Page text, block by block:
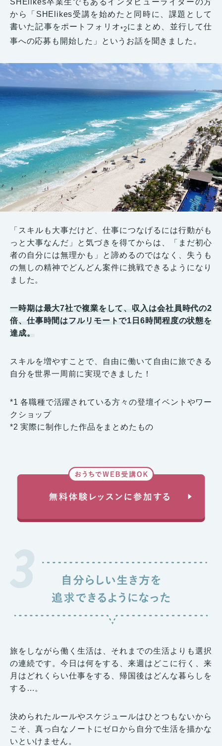
SHElikes卒業生でもあるインタビューライターの方
から「SHElikes受講を始めたと同時に、課題として
書いた記事をポートフォリオ*2にまとめ、並行して仕
事への応募も開始した」というお話を聞きました。
「スキルも大事だけど、仕事につなげるには行動がも
っと大事なんだ」と気づきを得てからは、「まだ初心
者の自分には無理かも」と諦めるのではなく、失うも
の無しの精神でどんどん案件に挑戦できるようになり
ました。
一時期は最大7社で複業をして、収入は会社員時代の2
倍、仕事時間はフルリモートで1日6時間程度の状態を
達成。
スキルを増やすことで、自由に働いて自由に旅できる
自分を世界一周前に実現できました！
*1 各職種で活躍されている方々の登壇イベントやワー
クショップ
*2 実際に制作した作品をまとめたもの
旅をしながら働く生活は、それまでの生活よりも選択
の連続です。今日は何をする、来週はどこに行く、来
月はどれくらい仕事をする、帰国後はどんな暮らしを
する…。
決められたルールやスケジュールはひとつもないから
こそ、真っ白なノートにゼロから自分で生活を描かな
いといけません。